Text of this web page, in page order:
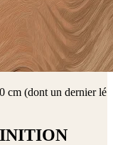
cm (dont un dernier lé